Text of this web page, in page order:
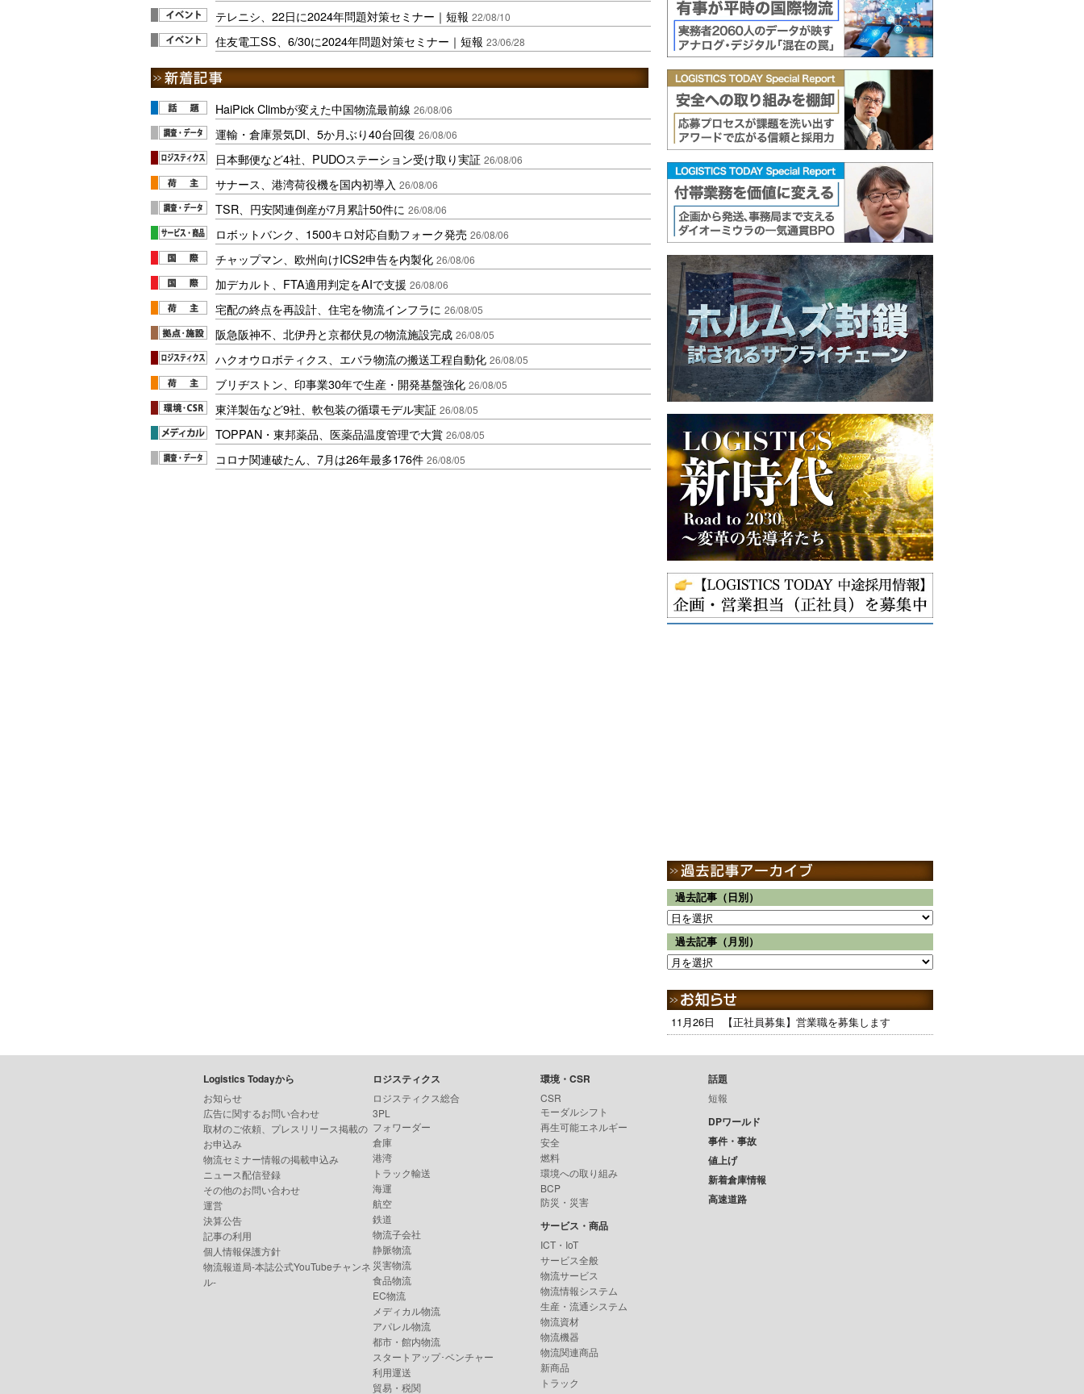
テレニシ、22日に2024年問題対策セミナー｜短報 22/08/10
住友電工SS、6/30に2024年問題対策セミナー｜短報 23/06/28
HaiPick Climbが変えた中国物流最前線 26/08/06
運輸・倉庫景気DI、5か月ぶり40台回復 26/08/06
日本郵便など4社、PUDOステーション受け取り実証 26/08/06
サナース、港湾荷役機を国内初導入 26/08/06
TSR、円安関連倒産が7月累計50件に 26/08/06
ロボットバンク、1500キロ対応自動フォーク発売 26/08/06
チャップマン、欧州向けICS2申告を内製化 26/08/06
加デカルト、FTA適用判定をAIで支援 26/08/06
宅配の終点を再設計、住宅を物流インフラに 26/08/05
阪急阪神不、北伊丹と京都伏見の物流施設完成 26/08/05
ハクオウロボティクス、エバラ物流の搬送工程自動化 26/08/05
ブリヂストン、印事業30年で生産・開発基盤強化 26/08/05
東洋製缶など9社、軟包装の循環モデル実証 26/08/05
TOPPAN・東邦薬品、医薬品温度管理で大賞 26/08/05
コロナ関連破たん、7月は26年最多176件 26/08/05
過去記事（日別）
過去記事（月別）
11月26日 【正社員募集】営業職を募集します
Logistics Todayから
お知らせ
広告に関するお問い合わせ
取材のご依頼、プレスリリース掲載の
お申込み
物流セミナー情報の掲載申込み
ニュース配信登録
その他のお問い合わせ
運営
決算公告
記事の利用
個人情報保護方針
物流報道局-本誌公式YouTubeチャンネ
ル-
ロジスティクス
ロジスティクス総合
3PL
フォワーダー
倉庫
港湾
トラック輸送
海運
航空
鉄道
物流子会社
静脈物流
災害物流
食品物流
EC物流
メディカル物流
アパレル物流
都市・館内物流
スタートアップ･ベンチャー
利用運送
貿易・税関
環境・CSR
CSR
モーダルシフト
再生可能エネルギー
安全
燃料
環境への取り組み
BCP
防災・災害
サービス・商品
ICT・IoT
サービス全般
物流サービス
物流情報システム
生産・流通システム
物流資材
物流機器
物流関連商品
新商品
トラック
話題
短報
DPワールド
事件・事故
値上げ
新着倉庫情報
高速道路